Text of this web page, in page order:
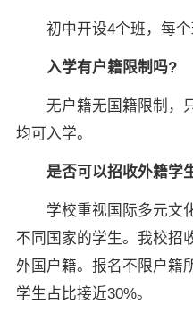
初中开设4个班，每个
入学有户籍限制吗?
无户籍无国籍限制，只
均可入学。
是否可以招收外籍学
学校重视国际多元文化
不同国家的学生。我校招
外国户籍。报名不限户籍
学生占比接近30%。